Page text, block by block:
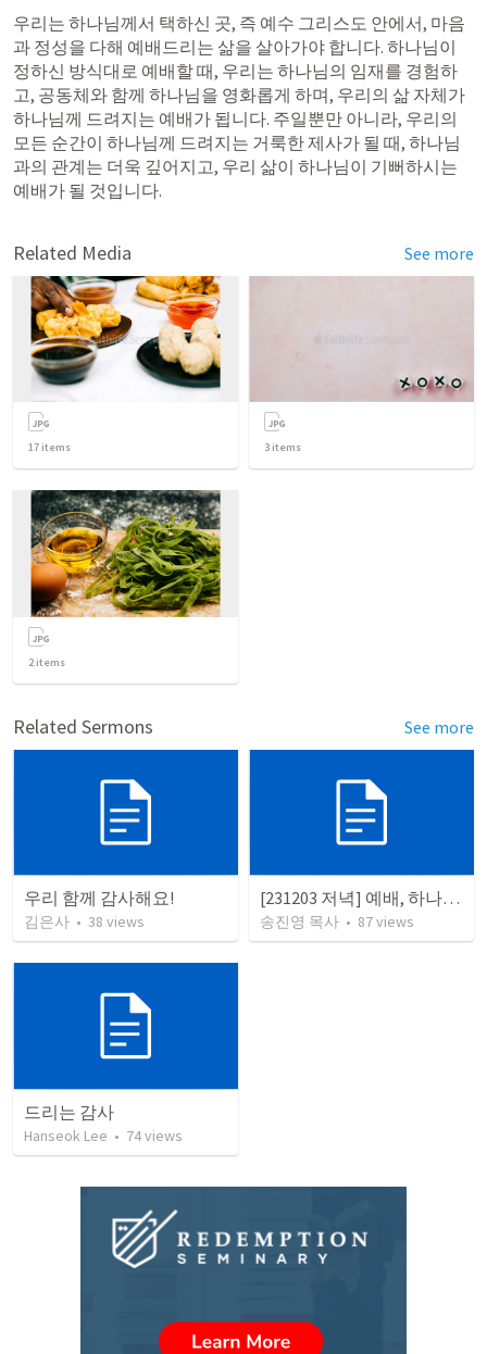
우리는 하나님께서 택하신 곳, 즉 예수 그리스도 안에서, 마음
과 정성을 다해 예배드리는 삶을 살아가야 합니다. 하나님이
정하신 방식대로 예배할 때, 우리는 하나님의 임재를 경험하
고, 공동체와 함께 하나님을 영화롭게 하며, 우리의 삶 자체가
하나님께 드려지는 예배가 됩니다. 주일뿐만 아니라, 우리의
모든 순간이 하나님께 드려지는 거룩한 제사가 될 때, 하나님
과의 관계는 더욱 깊어지고, 우리 삶이 하나님이 기뻐하시는
예배가 될 것입니다.
Related Media See more
17 items 3 items
2items
Related Sermons See more
우리 함께 감사해요!
김은사 • 38 views
[231203 저녁] 예배, 하나님이 일하시는 시간
송진영 목사 • 87views
드리는 감사
Hanseok Lee • 74views